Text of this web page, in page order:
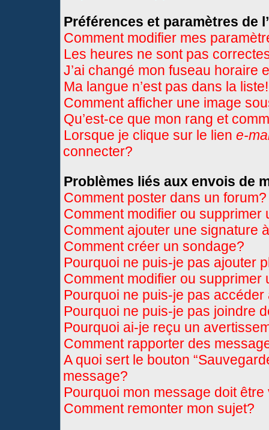
Préférences et paramètres de
Comment modifier mes
Les heures ne sont pas
J’ai changé mon fuseau horaire
Ma langue n’est pas dans la liste!
Comment afficher une image
Qu’est-ce que mon rang et
Lorsque je clique sur le lien e-
connecter?
Problèmes liés aux envois de
Comment poster dans un forum?
Comment modifier ou supprimer
Comment ajouter une signature
Comment créer un sondage?
Pourquoi ne puis-je pas ajouter
Comment modifier ou supprimer
Pourquoi ne puis-je pas accéder
Pourquoi ne puis-je pas joindre
Pourquoi ai-je reçu un
Comment rapporter des
A quoi sert le bouton
message?
Pourquoi mon message doit être
Comment remonter mon sujet?